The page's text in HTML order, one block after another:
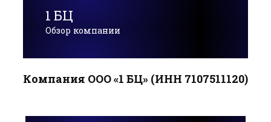
1 БЦ
Обзор компании
Компания ООО «1 БЦ» (ИНН 7107511120)